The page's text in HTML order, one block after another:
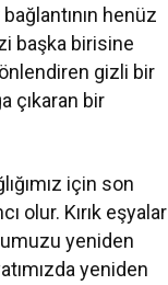
henüz
başka birisine
gizli bir
çıkaran bir
için son
olur. Kırık eşyalar
yeniden
yeniden